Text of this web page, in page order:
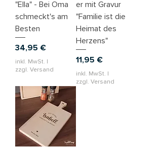
"Ella" - Bei Oma
schmeckt's am
Besten
Preis
34,95 €
inkl. MwSt. |
zzgl. Versand
er mit Gravur
"Familie ist die
Heimat des
Herzens"
Preis
11,95 €
inkl. MwSt. |
zzgl. Versand